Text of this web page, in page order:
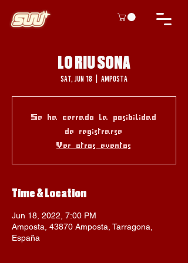
LO RIU SONA
Sat, Jun 18 Amposta
Se ha cerrado la posibilidad
de registrarse
Ver otros eventos
Time & Location
Jun 18, 2022, 7:00 PM
Amposta, 43870 Amposta, Tarragona,
España